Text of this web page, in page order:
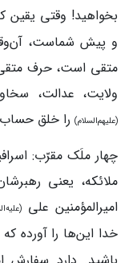
بخواهید! وقتی یقین
و پیش شماست،
متقی است، حرف متقی
ولایت، عدالت،
(علیهم‌السلام) را خلق
چهار ملَک مقرّب:
ملائکه، یعنی
امیرالمؤمنین علی
خدا این‌ها را آورده